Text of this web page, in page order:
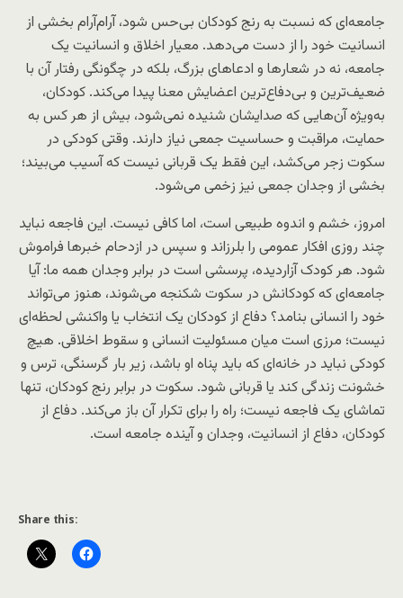
جامعه‌ای که نسبت به رنج کودکان بی‌حس شود، آرام‌آرام بخشی از
انسانیت خود را از دست می‌دهد. معیار اخلاق و انسانیت یک
جامعه، نه در شعارها و ادعاهای بزرگ، بلکه در چگونگی رفتار آن با
ضعیف‌ترین و بی‌دفاع‌ترین اعضایش معنا پیدا می‌کند. کودکان،
به‌ویژه آن‌هایی که صدایشان شنیده نمی‌شود، بیش از هر کس به
حمایت، مراقبت و حساسیت جمعی نیاز دارند. وقتی کودکی در
سکوت زجر می‌کشد، این فقط یک قربانی نیست که آسیب می‌بیند؛
بخشی از وجدان جمعی نیز زخمی می‌شود.
امروز، خشم و اندوه طبیعی است، اما کافی نیست. این فاجعه نباید
چند روزی افکار عمومی را بلرزاند و سپس در ازدحام خبرها فراموش
شود. هر کودک آزاردیده، پرسشی است در برابر وجدان همه ما: آیا
جامعه‌ای که کودکانش در سکوت شکنجه می‌شوند، هنوز می‌تواند
خود را انسانی بنامد؟ دفاع از کودکان یک انتخاب یا واکنشی لحظه‌ای
نیست؛ مرزی است میان مسئولیت انسانی و سقوط اخلاقی. هیچ
کودکی نباید در خانه‌ای که باید پناه او باشد، زیر بار گرسنگی، ترس و
خشونت زندگی کند یا قربانی شود. سکوت در برابر رنج کودکان، تنها
تماشای یک فاجعه نیست؛ راه را برای تکرار آن باز می‌کند. دفاع از
کودکان، دفاع از انسانیت، وجدان و آینده جامعه است.
Share this: